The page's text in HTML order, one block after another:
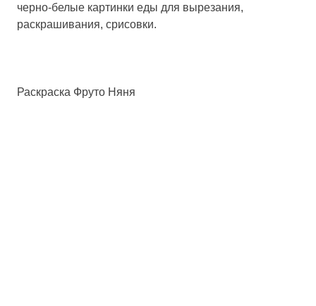
черно-белые картинки еды для вырезания,
раскрашивания, срисовки.
Раскраска Фруто Няня